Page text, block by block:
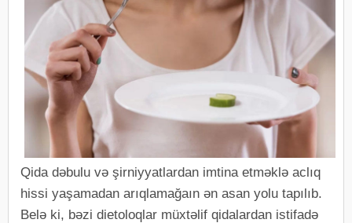
Qida dəbulu və şirniyyatlardan imtina etməklə aclıq
hissi yaşamadan arıqlamağaın ən asan yolu tapılıb.
Belə ki, bəzi dietoloqlar müxtəlif qidalardan istifadə